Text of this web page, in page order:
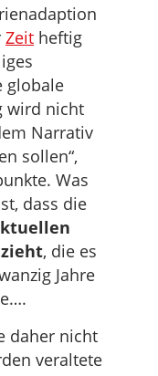
Zeit heftig
globale
wird nicht
Narrativ
sollen“,
Was
dass die
, die es
Jahre
daher nicht
veraltete